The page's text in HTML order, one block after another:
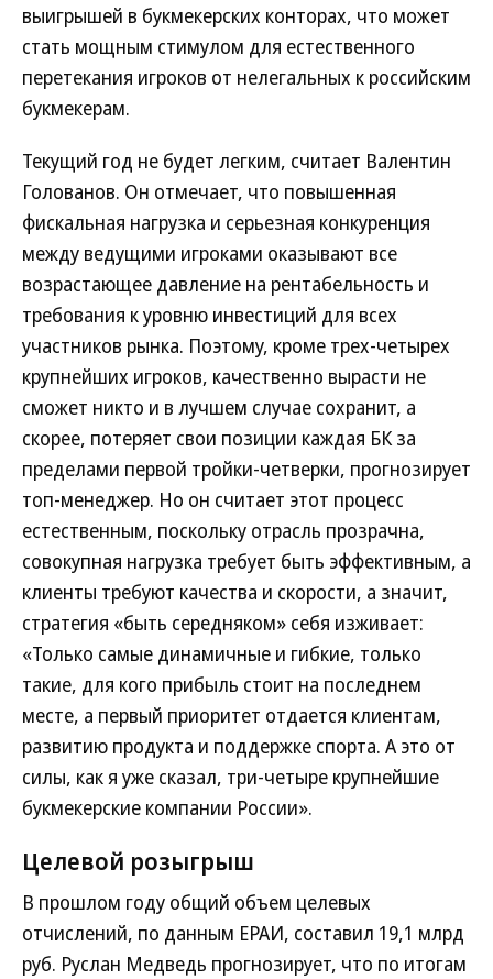
выигрышей в букмекерских конторах, что может
стать мощным стимулом для естественного
перетекания игроков от нелегальных к российским
букмекерам.
Текущий год не будет легким, считает Валентин
Голованов. Он отмечает, что повышенная
фискальная нагрузка и серьезная конкуренция
между ведущими игроками оказывают все
возрастающее давление на рентабельность и
требования к уровню инвестиций для всех
участников рынка. Поэтому, кроме трех-четырех
крупнейших игроков, качественно вырасти не
сможет никто и в лучшем случае сохранит, а
скорее, потеряет свои позиции каждая БК за
пределами первой тройки-четверки, прогнозирует
топ-менеджер. Но он считает этот процесс
естественным, поскольку отрасль прозрачна,
совокупная нагрузка требует быть эффективным, а
клиенты требуют качества и скорости, а значит,
стратегия «быть середняком» себя изживает:
«Только самые динамичные и гибкие, только
такие, для кого прибыль стоит на последнем
месте, а первый приоритет отдается клиентам,
развитию продукта и поддержке спорта. А это от
силы, как я уже сказал, три-четыре крупнейшие
букмекерские компании России».
Целевой розыгрыш
В прошлом году общий объем целевых
отчислений, по данным ЕРАИ, составил 19,1 млрд
руб. Руслан Медведь прогнозирует, что по итогам